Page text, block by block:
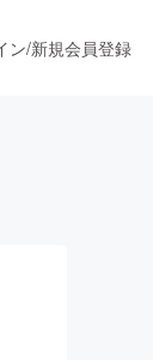
ン/新規会員登録